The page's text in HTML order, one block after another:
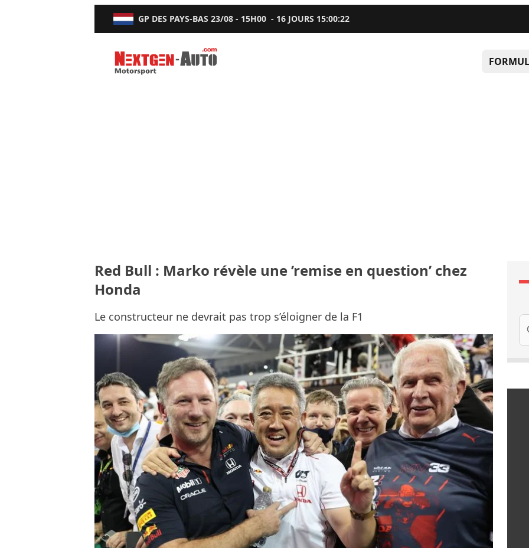
GP DES PAYS-BAS 23/08 - 15H00 - 16 JOURS 15:00:21
Nextgen-Auto.com
Red Bull : Marko révèle une ’remise en question’ chez
Honda
Le constructeur ne devrait pas trop s’éloigner de la F1